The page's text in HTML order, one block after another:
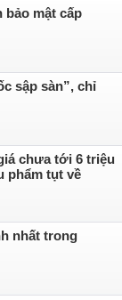
bảo mật cấp
sập sàn”, chỉ
chưa tới 6 triệu
phẩm tụt về
nhất trong